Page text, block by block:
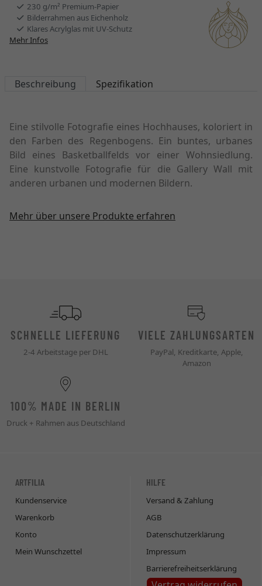
230 g/m² Premium-Papier
Bilderrahmen aus Eichenholz
Klares Acrylglas mit UV-Schutz
Mehr Infos
Beschreibung Spezifikation
Eine stilvolle Fotografie eines Hochhauses, koloriert in
den Farben des Regenbogens. Ein buntes, urbanes
Bild eines Basketballfelds vor einer Wohnsiedlung.
Eine kunstvolle Fotografie für die Gallery Wall mit
anderen urbanen und modernen Bildern.
Mehr über unsere Produkte erfahren
SCHNELLE LIEFERUNG
2-4 Arbeitstage per DHL
VIELE ZAHLUNGSARTEN
PayPal, Kreditkarte, Apple,
Amazon
100% MADE IN BERLIN
Druck + Rahmen aus Deutschland
ARTFILIA
Kundenservice
Warenkorb
Konto
Mein Wunschzettel
HILFE
Versand & Zahlung
AGB
Datenschutzerklärung
Impressum
Barrierefreiheitserklärung